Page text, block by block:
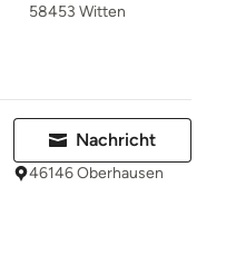
58453 Witten
Nachricht
46146 Oberhausen